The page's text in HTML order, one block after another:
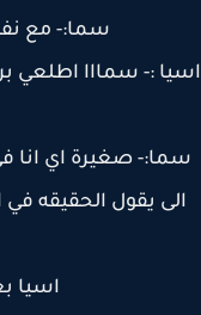
سما:- مع
:- سمااا اطلعي برا
صغيرة اي انا في
يقول الحقيقه في
اسيا